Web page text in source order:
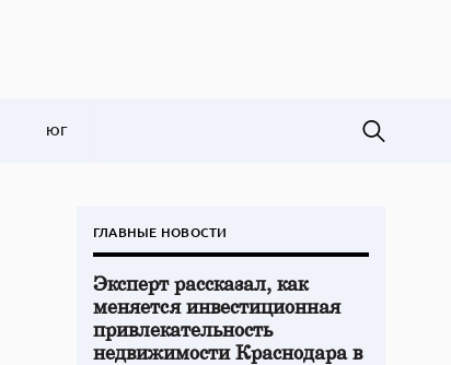
ЮГ
ГЛАВНЫЕ НОВОСТИ
Эксперт рассказал, как
меняется инвестиционная
привлекательность
недвижимости Краснодара в